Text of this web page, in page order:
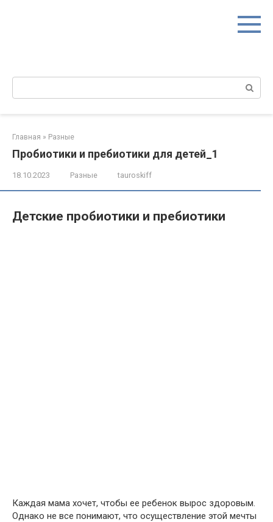
Поиск:
Главная » Разные
Пробиотики и пребиотики для детей_1
18.10.2023 Разные tauroskiff
Детские пробиотики и пребиотики
Каждая мама хочет, чтобы ее ребенок вырос здоровым.
Однако не все понимают, что осуществление этой мечты